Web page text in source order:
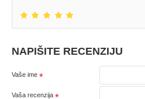
NAPIŠITE RECENZIJU
Vaše ime
Vaša recenzija